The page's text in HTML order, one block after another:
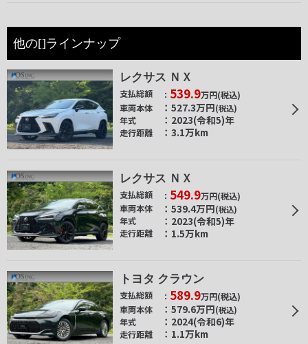
他の[]ラインナップ
レクサス ＮＸ
支払総額 539.9万円(税込)
車両本体
527.3万円(税込)
年式 2023(令和5)年
走行距離 3.1万km
レクサス ＮＸ
支払総額 549.9万円(税込)
車両本体
539.4万円(税込)
年式 2023(令和5)年
走行距離 1.5万km
トヨタ クラウン
支払総額 589.9万円(税込)
車両本体
579.6万円(税込)
年式 2024(令和6)年
走行距離 1.1万km